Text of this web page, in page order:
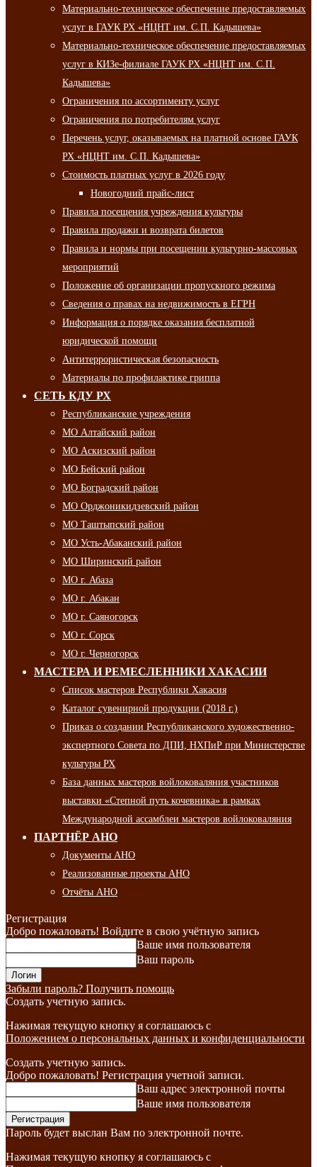
Материально-техническое обеспечение предоставляемых
услуг в ГАУК РХ «НЦНТ им. С.П. Кадышева»
Материально-техническое обеспечение предоставляемых
услуг в КИЗе-филиале ГАУК РХ «НЦНТ им. С.П.
Кадышева»
Ограничения по ассортименту услуг
Ограничения по потребителям услуг
Перечень услуг, оказываемых на платной основе ГАУК
РХ «НЦНТ им. С.П. Кадышева»
Стоимость платных услуг в 2026 году
Новогодний прайс-лист
Правила посещения учреждения культуры
Правила продажи и возврата билетов
Правила и нормы при посещении культурно-массовых
мероприятий
Положение об организации пропускного режима
Сведения о правах на недвижимость в ЕГРН
Информация о порядке оказания бесплатной
юридической помощи
Антитеррористическая безопасность
Материалы по профилактике гриппа
СЕТЬ КДУ РХ
Республиканские учреждения
МО Алтайский район
МО Аскизский район
МО Бейский район
МО Боградский район
МО Орджоникидзевский район
МО Таштыпский район
МО Усть-Абаканский район
МО Ширинский район
МО г. Абаза
МО г. Абакан
МО г. Саяногорск
МО г. Сорск
МО г. Черногорск
МАСТЕРА И РЕМЕСЛЕННИКИ ХАКАСИИ
Список мастеров Республики Хакасия
Каталог сувенирной продукции (2018 г.)
Приказ о создании Республиканского художественно-
экспертного Совета по ДПИ, НХПиР при Министерстве
культуры РХ
База данных мастеров войлоковаляния участников
выставки «Степной путь кочевника» в рамках
Международной ассамблеи мастеров войлоковаляния
ПАРТНЁР АНО
Документы АНО
Реализованные проекты АНО
Отчёты АНО
Регистрация
Добро пожаловать! Войдите в свою учётную запись
Ваше имя пользователя
Ваш пароль
Забыли пароль? Получить помощь
Создать учетную запись.
Нажимая текущую кнопку я соглашаюсь с
Положением о персональных данных и конфиденциальности
Создать учетную запись.
Добро пожаловать! Регистрация учетной записи.
Ваш адрес электронной почты
Ваше имя пользователя
Пароль будет выслан Вам по электронной почте.
Нажимая текущую кнопку я соглашаюсь с